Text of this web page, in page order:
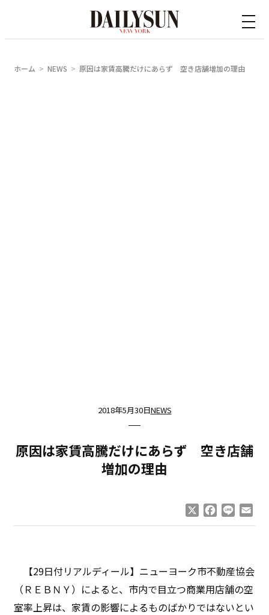
ホーム NEWS 原因は家賃高騰だけにあらず 空き店舗増加の理由
2018年5月30日NEWS
原因は家賃高騰だけにあらず 空き店舗
増加の理由
Facebook
Line
【29日付リアルディール】ニューヨーク市不動産協会
（ＲＥＢＮＹ）によると、市内で目立つ商業用店舗の空
室率上昇は、家賃の影響によるものばかりではないとい